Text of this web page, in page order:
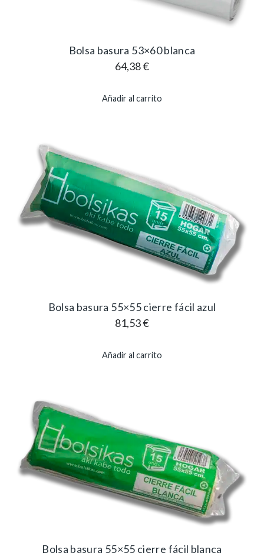
Bolsa basura 53×60 blanca
64,38€
Añadir al carrito
Bolsa basura 55×55 cierre fácil azul
81,53€
Añadir al carrito
Bolsa basura 55×55 cierre fácil blanca